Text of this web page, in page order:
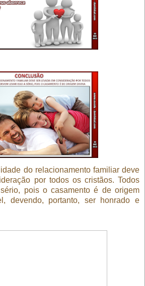
do relacionamento familiar deve
por todos os cristãos. Todos
pois o casamento é de origem
devendo, portanto, ser honrado e